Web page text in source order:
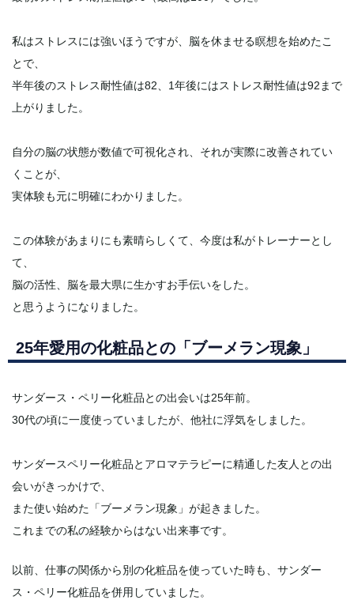
私はストレスには強いほうですが、脳を休ませる瞑想を始めたこ
とで、
半年後のストレス耐性値は82、1年後にはストレス耐性値は92まで
上がりました。
自分の脳の状態が数値で可視化され、それが実際に改善されてい
くことが、
実体験も元に明確にわかりました。
この体験があまりにも素晴らしくて、今度は私がトレーナーとし
て、
脳の活性、脳を最大県に生かすお手伝いをした。
と思うようになりました。
25年愛用の化粧品との「ブーメラン現象」
サンダース・ペリー化粧品との出会いは25年前。
30代の頃に一度使っていましたが、他社に浮気をしました。
サンダースペリー化粧品とアロマテラピーに精通した友人との出
会いがきっかけで、
また使い始めた「ブーメラン現象」が起きました。
これまでの私の経験からはない出来事です。
以前、仕事の関係から別の化粧品を使っていた時も、サンダー
ス・ペリー化粧品を併用していました。